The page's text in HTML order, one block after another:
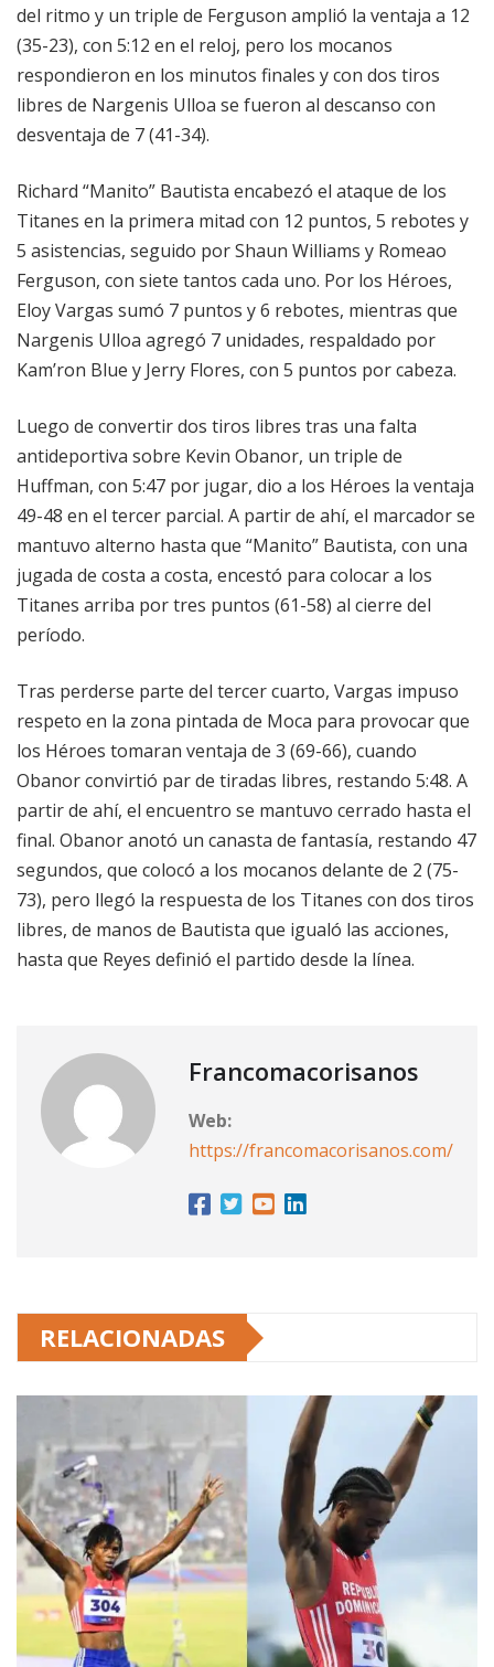
del ritmo y un triple de Ferguson amplió la ventaja a 12
(35-23), con 5:12 en el reloj, pero los mocanos
respondieron en los minutos finales y con dos tiros
libres de Nargenis Ulloa se fueron al descanso con
desventaja de 7 (41-34).
Richard “Manito” Bautista encabezó el ataque de los
Titanes en la primera mitad con 12 puntos, 5 rebotes y
5 asistencias, seguido por Shaun Williams y Romeao
Ferguson, con siete tantos cada uno. Por los Héroes,
Eloy Vargas sumó 7 puntos y 6 rebotes, mientras que
Nargenis Ulloa agregó 7 unidades, respaldado por
Kam’ron Blue y Jerry Flores, con 5 puntos por cabeza.
Luego de convertir dos tiros libres tras una falta
antideportiva sobre Kevin Obanor, un triple de
Huffman, con 5:47 por jugar, dio a los Héroes la ventaja
49-48 en el tercer parcial. A partir de ahí, el marcador se
mantuvo alterno hasta que “Manito” Bautista, con una
jugada de costa a costa, encestó para colocar a los
Titanes arriba por tres puntos (61-58) al cierre del
período.
Tras perderse parte del tercer cuarto, Vargas impuso
respeto en la zona pintada de Moca para provocar que
los Héroes tomaran ventaja de 3 (69-66), cuando
Obanor convirtió par de tiradas libres, restando 5:48. A
partir de ahí, el encuentro se mantuvo cerrado hasta el
final. Obanor anotó un canasta de fantasía, restando 47
segundos, que colocó a los mocanos delante de 2 (75-
73), pero llegó la respuesta de los Titanes con dos tiros
libres, de manos de Bautista que igualó las acciones,
hasta que Reyes definió el partido desde la línea.
Francomacorisanos
Web:
https://francomacorisanos.com/
RELACIONADAS